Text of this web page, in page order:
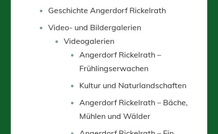
Geschichte Angerdorf Rickelrath
Video- und Bildergalerien
Videogalerien
Angerdorf Rickelrath –
Frühlingserwachen
Kultur und Naturlandschaften
Angerdorf Rickelrath – Bäche,
Mühlen und Wälder